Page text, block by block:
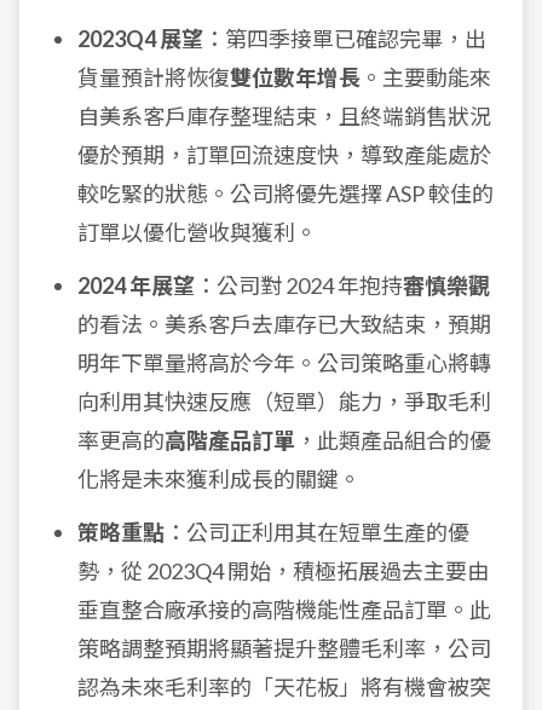
2023Q4 展望 ：第四季接單已確認完畢，出
貨量預計將恢復雙位數年增長 。主要動能來
自美系客戶庫存整理結束，且終端銷售狀況
優於預期，訂單回流速度快，導致產能處於
較吃緊的狀態。公司將優先選擇 ASP 較佳的
訂單以優化營收與獲利。
2024 年展望 ：公司對 2024 年抱持審慎樂觀
的看法。美系客戶去庫存已大致結束，預期
明年下單量將高於今年。公司策略重心將轉
向利用其快速反應（短單）能力，爭取毛利
率更高的高階產品訂單 ，此類產品組合的優
化將是未來獲利成長的關鍵。
策略重點 ：公司正利用其在短單生產的優
勢，從 2023Q4 開始，積極拓展過去主要由
垂直整合廠承接的高階機能性產品訂單。此
策略調整預期將顯著提升整體毛利率，公司
認為未來毛利率的「天花板」將有機會被突